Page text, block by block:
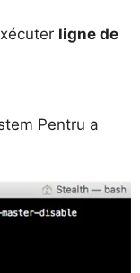
ligne de
Pentru a